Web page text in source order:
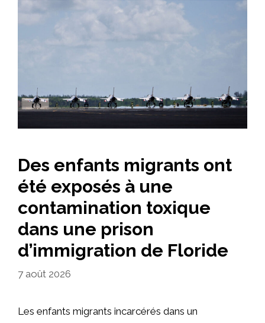
Des enfants migrants ont
été exposés à une
contamination toxique
dans une prison
d’immigration de Floride
7 août 2026
Les enfants migrants incarcérés dans un